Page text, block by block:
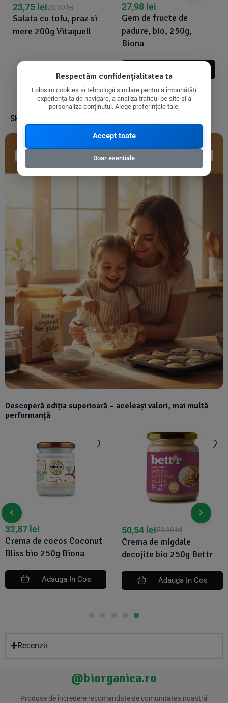
Salata cu tofu, praz si
mere 200g Vitaquell
28,00lei
23,75 lei
Gem de fructe de
padure, bio, 250g,
Biona
27,98 lei
SKU:
Descoperă ediția superioară – aceleași valori, mai multă
performanță
Crema de cocos Coconut
Bliss bio 250g Biona
32,87 lei
Adauga In Cos
Crema de migdale
decojite bio 250g Bettr
53,20lei
50,54 lei
Adauga In Cos
Recenzii
@biorganica.ro
Produse de încredere recomandate de comunitatea noastră
Respectăm confidențialitatea ta
Folosim cookies și tehnologii similare pentru a îmbunătăți
experiența ta de navigare, a analiza traficul pe site și a
personaliza conținutul. Alege preferințele tale:
Accept toate
Doar esențiale